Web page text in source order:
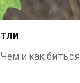
и как биться